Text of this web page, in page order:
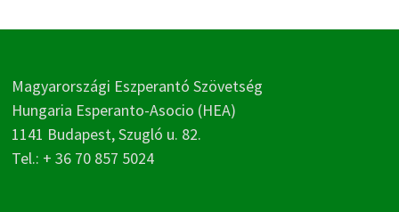
Magyarországi Eszperantó Szövetség
Hungaria Esperanto-Asocio (HEA)
1141 Budapest, Szugló u. 82.
Tel.: + 36 70 857 5024